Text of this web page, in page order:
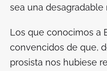
sea una desagradable
Los que conocimos a
convencidos de que,
prosista nos hubiese